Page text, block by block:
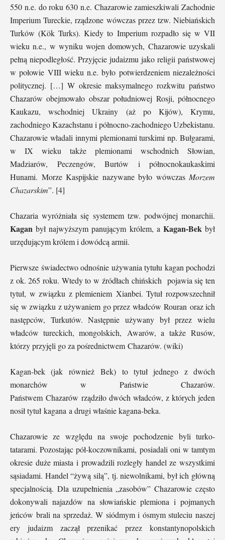
550 n.e. do roku 630 n.e. Chazarowie zamieszkiwali Zachodnie
Imperium Tureckie, rządzone wówczas przez tzw. Niebiańskich
Turków (Kök Turks). Kiedy to Imperium rozpadło się w VII
wieku n.e., w wyniku wojen domowych, Chazarowie uzyskali
pełną niepodległość. Przyjęcie judaizmu jako religii państwowej
w połowie VIII wieku n.e. było potwierdzeniem niezależności
politycznej. […] W okresie maksymalnego rozkwitu państwo
Chazarów obejmowało obszar południowej Rosji, północnego
Kaukazu, wschodniej Ukrainy (aż po Kijów), Krymu,
zachodniego Kazachstanu i północno-zachodniego Uzbekistanu.
Chazarowie władali innymi plemionami turskimi np. Bułgarami,
w IX wieku także plemionami wschodnich Słowian,
Madziarów, Peczengów, Burtów i północnokaukaskimi
Hunami. Morze Kaspijskie nazywane było wówczas Morzem
Chazarskim”. [4]
Chazaria wyróżniała się systemem tzw. podwójnej monarchii.
Kagan był najwyższym panującym królem, a Kagan-Bekbył
urzędującym królem i dowódcą armii.
Pierwsze świadectwo odnośnie używania tytułu kagan pochodzi
z ok. 265 roku. Wtedy to w źródłach chińskich pojawia się ten
tytuł, w związku z plemieniem Xianbei. Tytuł rozpowszechnił
się w związku z używaniem go przez władców Rouran oraz ich
następców, Turkutów. Następnie używany był przez wielu
władców tureckich, mongolskich, Awarów, a także Rusów,
którzy przyjęli go za pośrednictwem Chazarów. (wiki)
Kagan-bek (jak również Bek) to tytuł jednego z dwóch
monarchów w Państwie Chazarów.
Państwem Chazarów rządziło dwóch władców, z których jeden
nosił tytuł kagana a drugi właśnie kagana-beka.
Chazarowie ze względu na swoje pochodzenie byli turko-
tatarami. Pozostając pół-koczownikami, posiadali oni w tamtym
okresie duże miasta i prowadzili rozległy handel ze wszystkimi
sąsiadami. Handel “żywą silą”, tj. niewolnikami, był ich główną
specjalnością. Dla uzupełnienia „zasobów” Chazarowie często
dokonywali najazdów na słowiańskie plemiona i pojmanych
jeńców brali na sprzedaż. W siódmym i ósmym stuleciu naszej
ery judaizm zaczął przenikać przez konstantynopolskich